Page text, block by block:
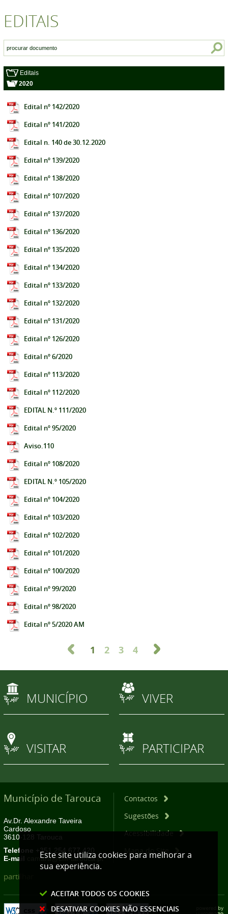
EDITAIS
Editais
2020
Edital nº 142/2020
Edital nº 141/2020
Edital n. 140 de 30.12.2020
Edital nº 139/2020
Edital nº 138/2020
Edital nº 107/2020
Edital nº 137/2020
Edital nº 136/2020
Edital nº 135/2020
Edital nº 134/2020
Edital nº 133/2020
Edital nº 132/2020
Edital nº 131/2020
Edital nº 126/2020
Edital nº 6/2020
Edital nº 113/2020
Edital nº 112/2020
EDITAL N.º 111/2020
Edital nº 95/2020
Aviso.110
Edital nº 108/2020
EDITAL N.º 105/2020
Edital nº 104/2020
Edital nº 103/2020
Edital nº 102/2020
Edital nº 101/2020
Edital nº 100/2020
Edital nº 99/2020
Edital nº 98/2020
Edital nº 5/2020 AM
1 2 3 4
MUNICÍPIO VIVER
VISITAR PARTICIPAR
Município de Tarouca
Av.Dr. Alexandre Taveira
Cardoso
3610-128 Tarouca
Telefone +351 254 677 420
E-mail
camara@cm-tarouca.pt
Contactos
Sugestões
Acessibilidade
Mapa do Site
partilhar
Este site utiliza cookies para melhorar a
sua experiência.
ACEITAR TODOS OS COOKIES
DESATIVAR COOKIES NÃO ESSENCIAIS